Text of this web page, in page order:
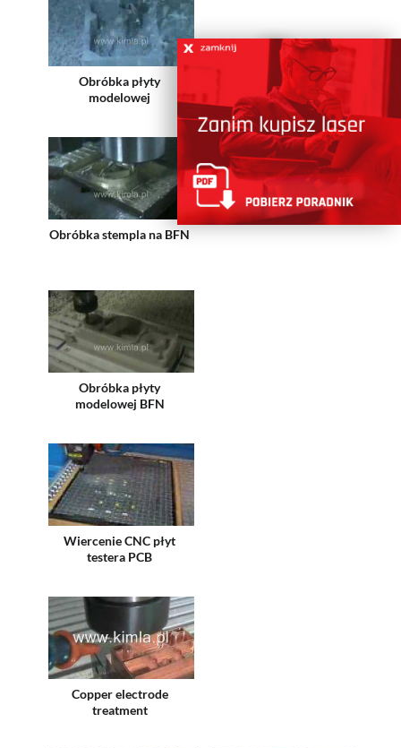
Obróbka płyty
modelowej
Obróbka stempla na BFN
Obróbka płyty
modelowej BFN
Wiercenie CNC płyt
testera PCB
Copper electrode
treatment
Poradnik